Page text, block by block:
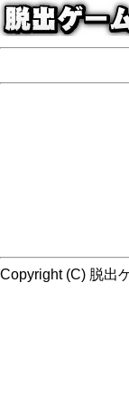
Copyright (C) 脱出